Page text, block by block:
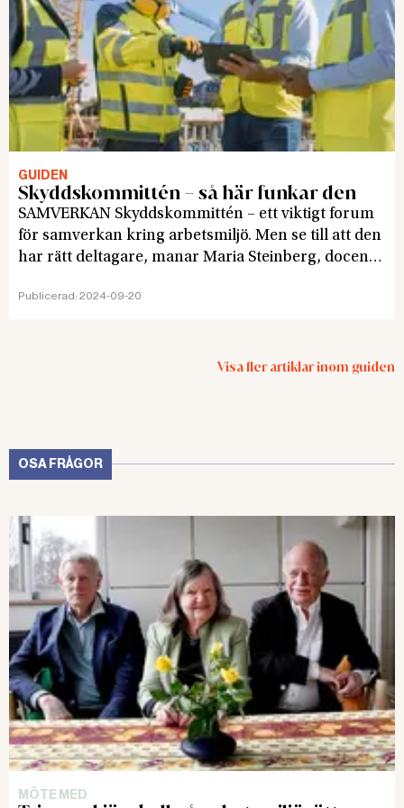
GUIDEN
Skyddskommittén – så här funkar den
SAMVERKAN Skyddskommittén – ett viktigt forum
för samverkan kring arbetsmiljö. Men se till att den
har rätt deltagare, manar Maria Steinberg, docent i
Publicerad: 2024-09-20
Visa fler artiklar inom guiden
OSA FRÅGOR
MÖTE MED